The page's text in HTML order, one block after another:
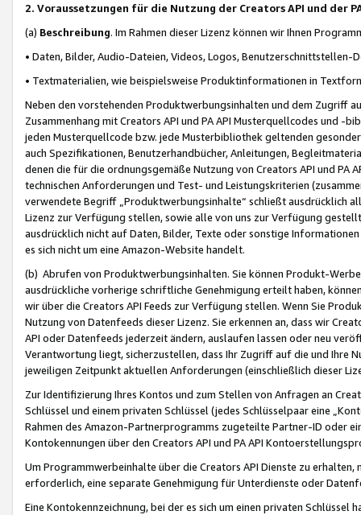
2. Voraussetzungen für die Nutzung der Creators API und der
(a) Beschreibung. Im Rahmen dieser Lizenz können wir Ihnen
• Daten, Bilder, Audio-Dateien, Videos, Logos, Benutzerschnittstellen-
• Textmaterialien, wie beispielsweise Produktinformationen in
Neben den vorstehenden Produktwerbungsinhalten und dem Zugriff
Zusammenhang mit Creators API und PA API Musterquellcodes und
jeden Musterquellcode bzw. jede Musterbibliothek geltenden
auch Spezifikationen, Benutzerhandbücher, Anleitungen,
denen die für die ordnungsgemäße Nutzung von Creators API und PA
technischen Anforderungen und Test- und Leistungskriterien
verwendete Begriff „Produktwerbungsinhalte“ schließt ausdrücklich
Lizenz zur Verfügung stellen, sowie alle von uns zur Verfügung
ausdrücklich nicht auf Daten, Bilder, Texte oder sonstige
es sich nicht um eine Amazon-Website handelt.
(b) Abrufen von Produktwerbungsinhalten. Sie können Produkt-
ausdrückliche vorherige schriftliche Genehmigung erteilt haben,
wir über die Creators API Feeds zur Verfügung stellen. Wenn Sie
Nutzung von Datenfeeds dieser Lizenz. Sie erkennen an, dass wir
API oder Datenfeeds jederzeit ändern, auslaufen lassen oder neu
Verantwortung liegt, sicherzustellen, dass Ihr Zugriff auf die und Ihre
jeweiligen Zeitpunkt aktuellen Anforderungen (einschließlich dieser
Zur Identifizierung Ihres Kontos und zum Stellen von Anfragen an
Schlüssel und einem privaten Schlüssel (jedes Schlüsselpaar eine
Rahmen des Amazon-Partnerprogramms zugeteilte Partner-ID oder
Kontokennungen über den Creators API und PA API
Um Programmwerbeinhalte über die Creators API Dienste zu
erforderlich, eine separate Genehmigung für Unterdienste oder
Eine Kontokennzeichnung, bei der es sich um einen privaten